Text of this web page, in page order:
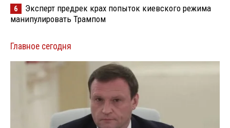
6
Эксперт предрек крах попыток киевского режима
манипулировать Трампом
Главное сегодня